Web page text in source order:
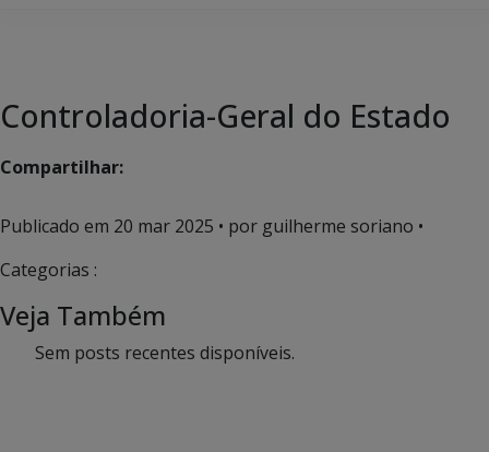
Controladoria-Geral do Estado
Compartilhar:
Publicado em 20 mar 2025 • por guilherme soriano •
Categorias :
Veja Também
Sem posts recentes disponíveis.